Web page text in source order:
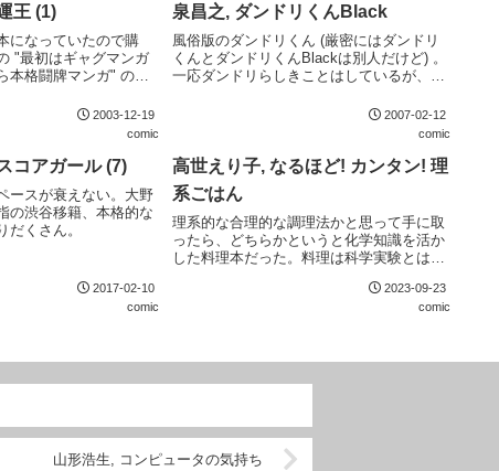
王 (1)
になっていたので購
"最初はギャグマンガ
本格闘牌マンガ" のパ
グの頃が一番おもしろ
ね (例: "まんちょくス
2003-12-19
comic
泉昌之, ダンドリくんBlack
風俗版のダンドリくん (厳密にはダンドリ
くんとダンドリくんBlackは別人だけど) 。
一応ダンドリらしきことはしているが、テ
として読むと違和感がある。別の作品とし
2007-02-12
comic
コアガール (7)
ースが衰えない。大野
の渋谷移籍、本格的な
だくさん。
2017-02-10
comic
高世えり子, なるほど! カンタン! 理
系ごはん
理系的な合理的な調理法かと思って手に取
ったら、どちらかというと化学知識を活か
した料理本だった。料理は科学実験とはよ
と思う。漫画もエッセイコミックの王道ス
2023-09-23
comic
山形浩生, コンピュータの気持ち